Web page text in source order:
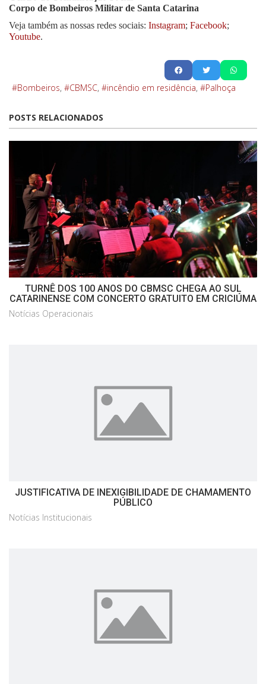
Corpo de Bombeiros Militar de Santa Catarina
Veja também as nossas redes sociais: Instagram; Facebook;
Youtube.
Bombeiros CBMSC incêndio em residência Palhoça
POSTS RELACIONADOS
TURNÊ DOS 100 ANOS DO CBMSC CHEGA AO SUL
CATARINENSE COM CONCERTO GRATUITO EM CRICIÚMA
Notícias Operacionais
JUSTIFICATIVA DE INEXIGIBILIDADE DE CHAMAMENTO
PÚBLICO
Notícias Institucionais